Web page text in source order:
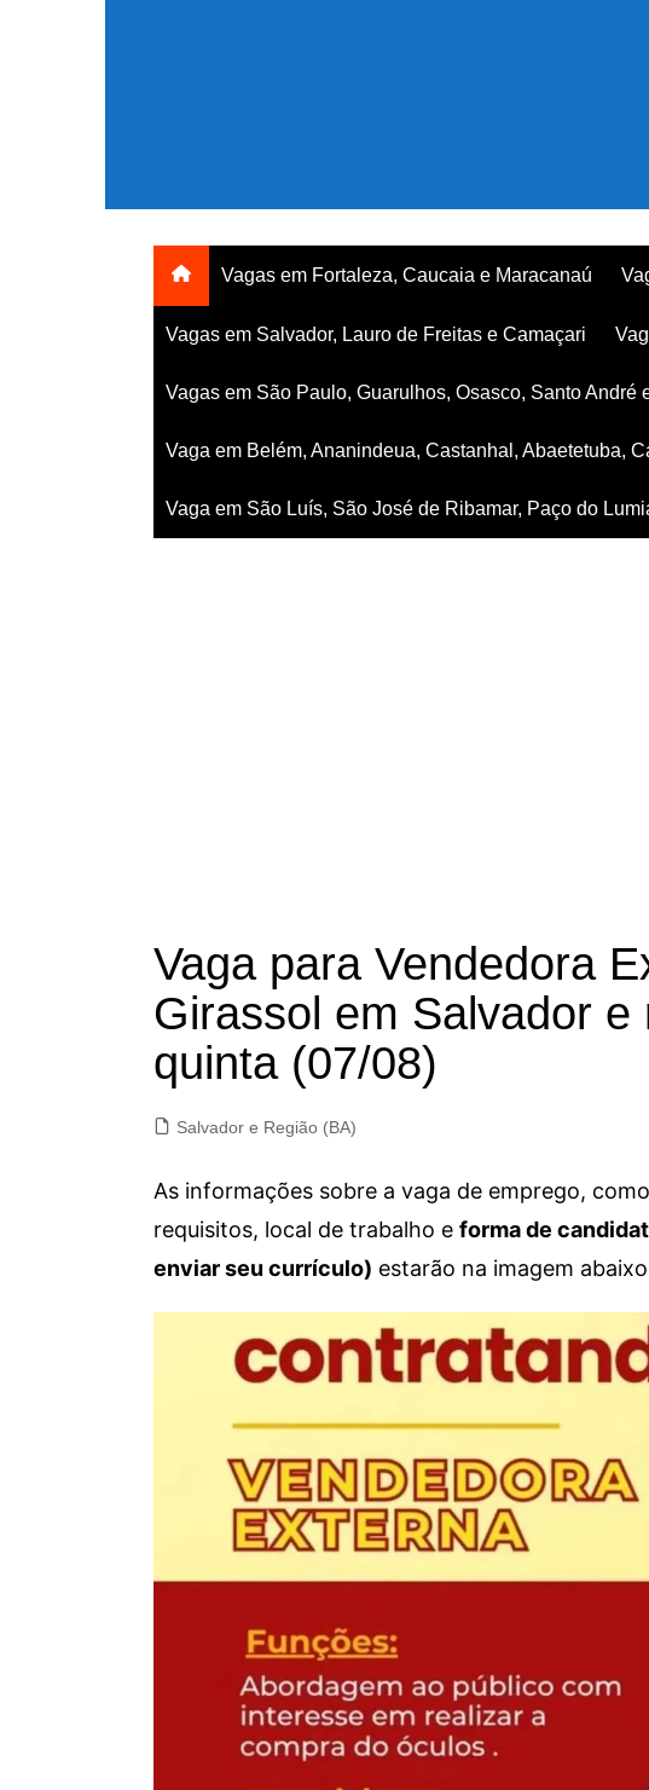
Vagas em Fortaleza, Caucaia e Maracanaú
Vagas em Salvador, Lauro de Freitas e Camaçari
Vagas em São Paulo, Guarulhos, Osasco, Santo André
Vaga em Belém, Ananindeua, Castanhal, Abaetetuba,
Vaga em São Luís, São José de Ribamar, Paço do
Vaga para Vendedora
Girassol em Salvador e
quinta (07/08)
Salvador e Região (BA)
As informações sobre a vaga de emprego,
requisitos, local de trabalho e forma de
enviar seu currículo) estarão na imagem